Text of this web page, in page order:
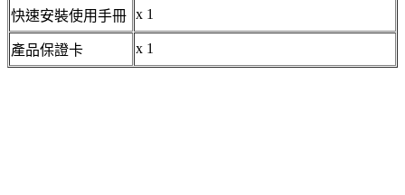
快速安裝使用手冊 x 1
產品保證卡 x 1